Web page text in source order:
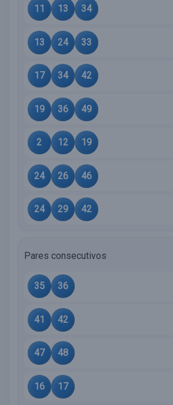
11 13 34
13 24 33
17 34 42
19 36 49
2 12 19
24 26 46
24 29 42
Pares consecutivos
35 36
41 42
47 48
16 17